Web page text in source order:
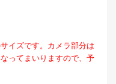
イズです。カメラ部分は
ってまいりますので、予